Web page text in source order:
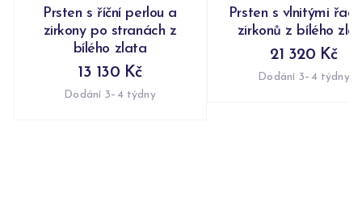
Prsten s říční perlou a
zirkony po stranách z
bílého zlata
13 130 Kč
Dodání 3–4 týdny
Prsten s vlnitými
zirkonů z bílého
21 320 Kč
Dodání 3–4 týdny